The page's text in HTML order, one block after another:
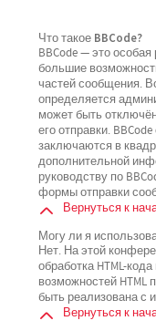
Что такое BBCode?
BBCode — это
большие
частей сообщения.
определяется
может быть
его отправки.
заключаются в
дополнительной
руководству по
формы отправки
Вернуться к
Могу ли я
Нет. На этой
обработка HTML-
возможностей
быть реализована с
Вернуться к